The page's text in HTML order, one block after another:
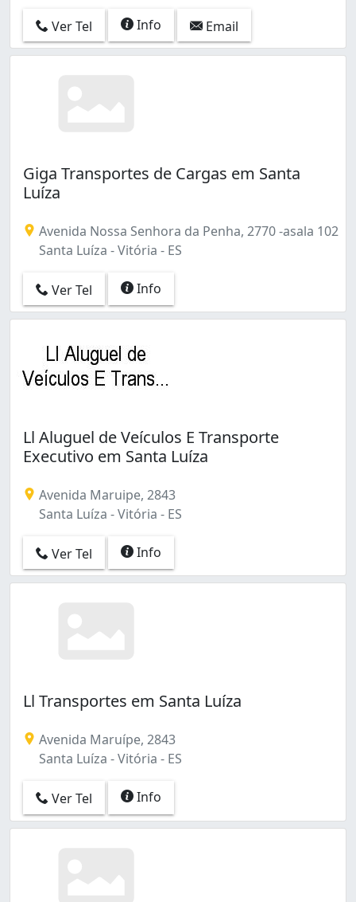
Ver Tel Info Email
Giga Transportes de Cargas em Santa
Luíza
Avenida Nossa Senhora da Penha, 2770 -asala 102
Santa Luíza - Vitória - ES
Ver Tel Info
Ll Aluguel de Veículos E Transporte
Executivo em Santa Luíza
Avenida Maruipe, 2843
Santa Luíza - Vitória - ES
Ver Tel Info
Ll Transportes em Santa Luíza
Avenida Maruípe, 2843
Santa Luíza - Vitória - ES
Ver Tel Info